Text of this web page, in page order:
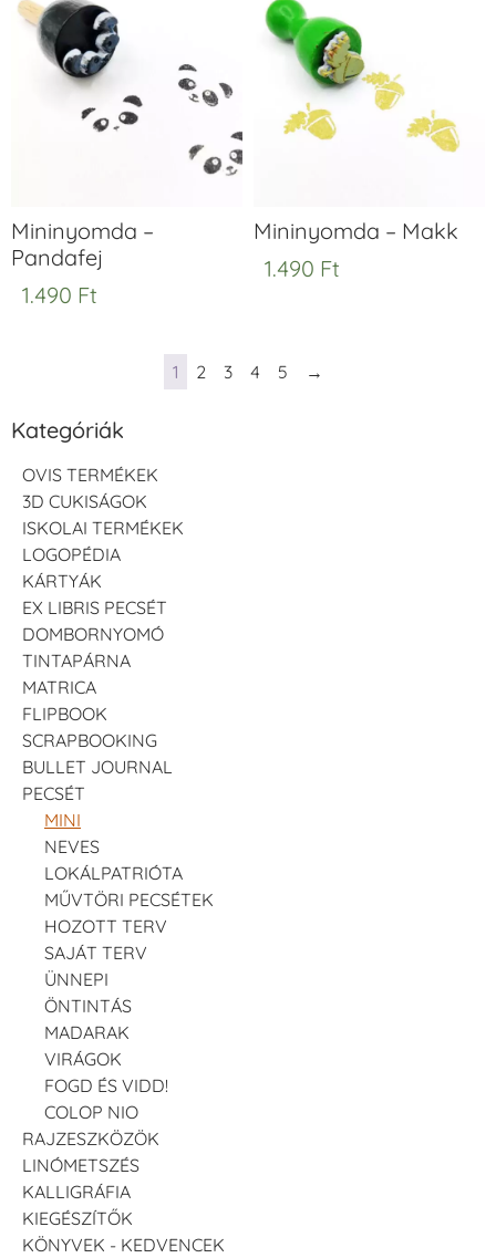
Mininyomda –
Pandafej
1.490 Ft
Mininyomda – Makk
1.490 Ft
1 2 3 4 5 →
Kategóriák
OVIS TERMÉKEK
3D CUKISÁGOK
ISKOLAI TERMÉKEK
LOGOPÉDIA
KÁRTYÁK
EX LIBRIS PECSÉT
DOMBORNYOMÓ
TINTAPÁRNA
MATRICA
FLIPBOOK
SCRAPBOOKING
BULLET JOURNAL
PECSÉT
MINI
NEVES
LOKÁLPATRIÓTA
MŰVTÖRI PECSÉTEK
HOZOTT TERV
SAJÁT TERV
ÜNNEPI
ÖNTINTÁS
MADARAK
VIRÁGOK
FOGD ÉS VIDD!
COLOP NIO
RAJZESZKÖZÖK
LINÓMETSZÉS
KALLIGRÁFIA
KIEGÉSZÍTŐK
KÖNYVEK - KEDVENCEK